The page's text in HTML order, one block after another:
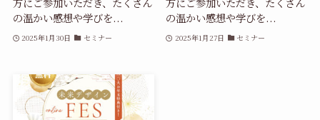
の温かい感想や学びを...
2025年1月30日 セミナー
の温かい感想や学びを...
2025年1月27日 セミナー